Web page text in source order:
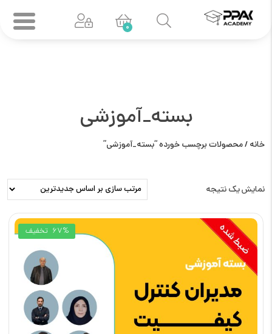
0
بسته_آموزشی
خانه/ محصولات برچسب خورده “بسته_آموزشی”
نمایش یک نتیجه
67% تخفیف